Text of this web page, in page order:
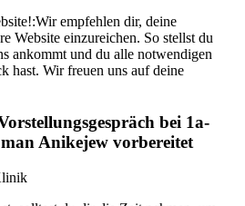
Wir empfehlen dir, deine
Website einzureichen. So stellst du
ankommt und du alle notwendigen
hast. Wir freuen uns auf deine
bei 1a-
Anikejew vorbereitet